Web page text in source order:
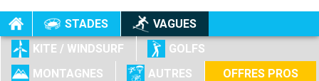
STADES
VAGUES
KITE / WINDSURF
GOLFS
MONTAGNES
AUTRES OFFRES PROS
-